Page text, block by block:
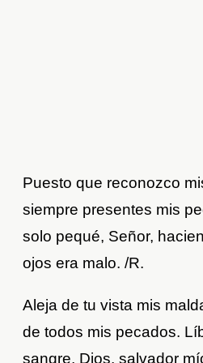
Puesto que reconozco
siempre presentes mis
solo pequé, Señor,
ojos era malo. /R.
Aleja de tu vista mis
de todos mis pecados.
sangre, Dios, salvador